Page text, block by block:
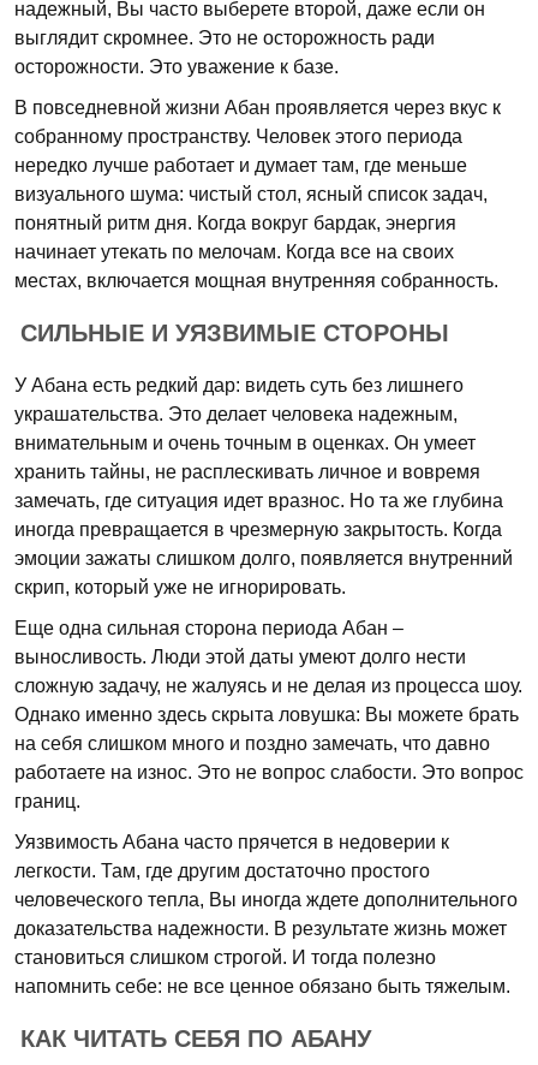
надежный, Вы часто выберете второй, даже если он
выглядит скромнее. Это не осторожность ради
осторожности. Это уважение к базе.
В повседневной жизни Абан проявляется через вкус к
собранному пространству. Человек этого периода
нередко лучше работает и думает там, где меньше
визуального шума: чистый стол, ясный список задач,
понятный ритм дня. Когда вокруг бардак, энергия
начинает утекать по мелочам. Когда все на своих
местах, включается мощная внутренняя собранность.
СИЛЬНЫЕ И УЯЗВИМЫЕ СТОРОНЫ
У Абана есть редкий дар: видеть суть без лишнего
украшательства. Это делает человека надежным,
внимательным и очень точным в оценках. Он умеет
хранить тайны, не расплескивать личное и вовремя
замечать, где ситуация идет вразнос. Но та же глубина
иногда превращается в чрезмерную закрытость. Когда
эмоции зажаты слишком долго, появляется внутренний
скрип, который уже не игнорировать.
Еще одна сильная сторона периода Абан –
выносливость. Люди этой даты умеют долго нести
сложную задачу, не жалуясь и не делая из процесса шоу.
Однако именно здесь скрыта ловушка: Вы можете брать
на себя слишком много и поздно замечать, что давно
работаете на износ. Это не вопрос слабости. Это вопрос
границ.
Уязвимость Абана часто прячется в недоверии к
легкости. Там, где другим достаточно простого
человеческого тепла, Вы иногда ждете дополнительного
доказательства надежности. В результате жизнь может
становиться слишком строгой. И тогда полезно
напомнить себе: не все ценное обязано быть тяжелым.
КАК ЧИТАТЬ СЕБЯ ПО АБАНУ